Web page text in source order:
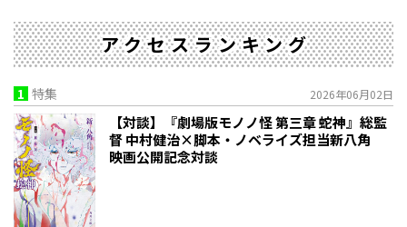
アクセスランキング
1 特集 2026年06月02日
【対談】『劇場版モノノ怪 第三章 蛇神』総監
督 中村健治×脚本・ノベライズ担当新八角
映画公開記念対談